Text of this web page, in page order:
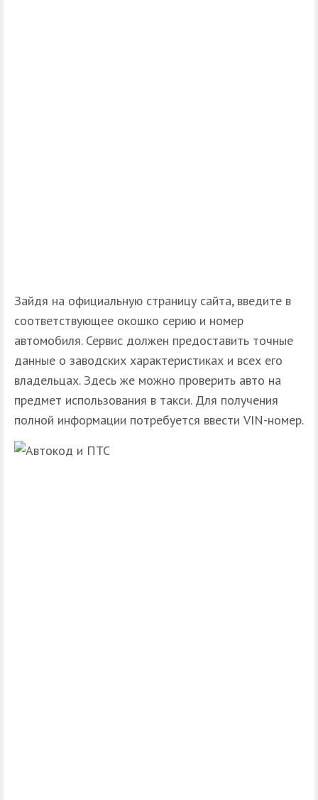
Зайдя на официальную страницу сайта, введите в
соответствующее окошко серию и номер
автомобиля. Сервис должен предоставить точные
данные о заводских характеристиках и всех его
владельцах. Здесь же можно проверить авто на
предмет использования в такси. Для получения
полной информации потребуется ввести VIN-номер.